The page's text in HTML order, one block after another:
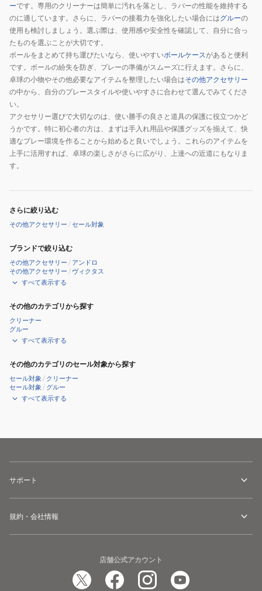
ーです。専用のクリーナーは簡単に汚れを落とし、ラバーの性能を維持する
のに適しています。さらに、ラバーの接着力を強化したい場合にはグルーの
使用も検討しましょう。選ぶ際は、使用感や安全性を確認して、自分に合っ
たものを選ぶことが大切です。
ボールをまとめて持ち運びたいなら、使いやすいボールケースがあると便利
です。ボールの紛失を防ぎ、プレーの準備がスムーズに行えます。さらに、
卓球の小物やその他必要なアイテムを整理したい場合はその他アクセサリー
の中から、自分のプレースタイルや使いやすさに合わせて選んでみてくださ
い。
アクセサリー選びで大切なのは、使い勝手の良さと道具の保護に役立つかど
うかです。特に初心者の方は、まずは手入れ用品や保護グッズを揃えて、快
適なプレー環境を作ることから始めると良いでしょう。これらのアイテムを
上手に活用すれば、卓球の楽しさがさらに広がり、上達への近道にもなりま
す。
さらに絞り込む
その他アクセサリー /セール対象
ブランドで絞り込む
その他アクセサリー / アンドロ
その他アクセサリー / ヴィクタス
すべて表示する
その他のカテゴリから探す
クリーナー
グルー
すべて表示する
その他のカテゴリのセール対象から探す
セール対象 / クリーナー
セール対象 / グルー
すべて表示する
サポート
規約・会社情報
店舗公式アカウント